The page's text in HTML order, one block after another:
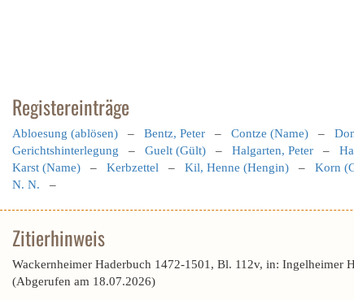
Registereinträge
Abloesung (ablösen) – Bentz, Peter – Contze (Name) –
Gerichtshinterlegung – Guelt (Gült) – Halgarten, Peter –
Karst (Name) – Kerbzettel – Kil, Henne (Hengin) – Korn
N. N. –
Zitierhinweis
Wackernheimer Haderbuch 1472-1501, Bl. 112v, in: Ingelheimer
(Abgerufen am 18.07.2026)